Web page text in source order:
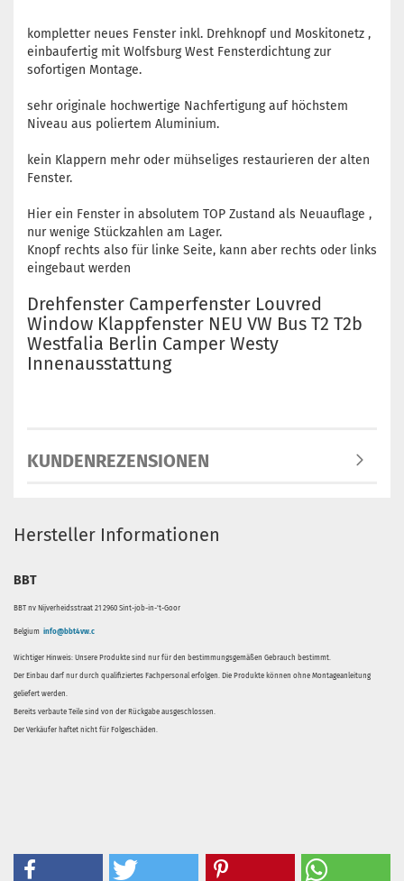
kompletter neues Fenster inkl. Drehknopf und Moskitonetz ,
einbaufertig mit Wolfsburg West Fensterdichtung zur
sofortigen Montage.
sehr originale hochwertige Nachfertigung auf höchstem
Niveau aus poliertem Aluminium.
kein Klappern mehr oder mühseliges restaurieren der alten
Fenster.
Hier ein Fenster in absolutem TOP Zustand als Neuauflage ,
nur wenige Stückzahlen am Lager.
Knopf rechts also für linke Seite, kann aber rechts oder links
eingebaut werden
Drehfenster Camperfenster Louvred
Window Klappfenster NEU VW Bus T2 T2b
Westfalia Berlin Camper Westy
Innenausstattung
KUNDENREZENSIONEN
Hersteller Informationen
BBT
BBT nv Nijverheidsstraat 21 2960 Sint-job-in-'t-Goor
Belgium info@bbt4vw.c
Wichtiger Hinweis: Unsere Produkte sind nur für den bestimmungsgemäßen Gebrauch bestimmt.
Der Einbau darf nur durch qualifiziertes Fachpersonal erfolgen. Die Produkte können ohne Montageanleitung
geliefert werden.
Bereits verbaute Teile sind von der Rückgabe ausgeschlossen.
Der Verkäufer haftet nicht für Folgeschäden.